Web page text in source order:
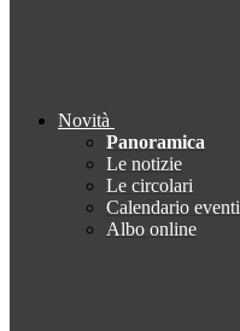
Novità
Panoramica
Le notizie
Le circolari
Calendario eventi
Albo online